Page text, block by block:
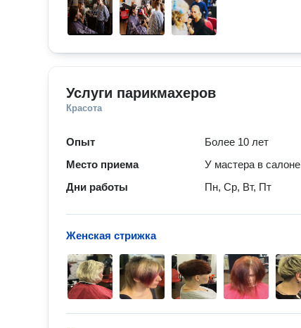
Услуги парикмахеров
Красота
Опыт
Более 10 лет
Место приема
У мастера в салоне
Дни работы
Пн, Ср, Вт, Пт
Женская стрижка